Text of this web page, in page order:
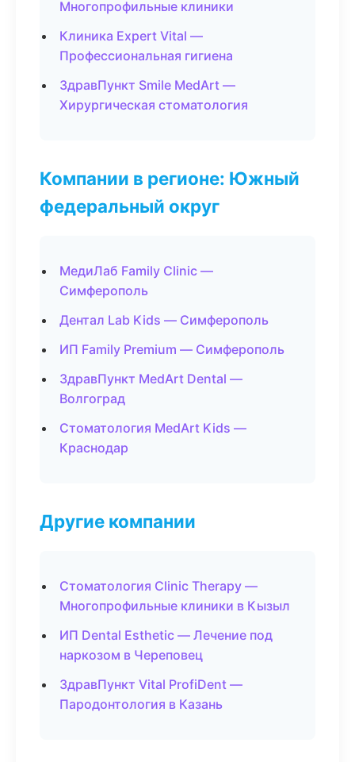
Многопрофильные клиники
Клиника Expert Vital —
Профессиональная гигиена
ЗдравПункт Smile MedArt —
Хирургическая стоматология
Компании в регионе: Южный
федеральный округ
МедиЛаб Family Clinic —
Симферополь
Дентал Lab Kids — Симферополь
ИП Family Premium — Симферополь
ЗдравПункт MedArt Dental —
Волгоград
Стоматология MedArt Kids —
Краснодар
Другие компании
Стоматология Clinic Therapy —
Многопрофильные клиники в Кызыл
ИП Dental Esthetic — Лечение под
наркозом в Череповец
ЗдравПункт Vital ProfiDent —
Пародонтология в Казань